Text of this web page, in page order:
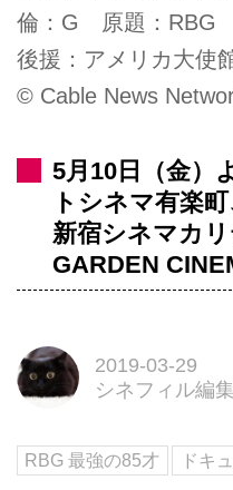
倫：G 原題：RBG
後援：アメリカ大使
© Cable News
5月10日（金）
トシネマ有楽町
新宿シネマカ
GARDEN
2019-03-29
シネフィル編
RBG 最強の85才 ドキ